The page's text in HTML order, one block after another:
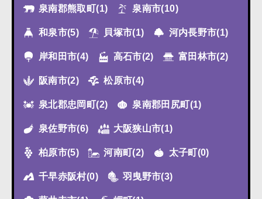
泉南郡熊取町(1) 泉南市(10)
和泉市(5) 貝塚市(1) 河内長野市(1)
岸和田市(4) 高石市(2) 富田林市(2)
阪南市(2) 松原市(4)
泉北郡忠岡町(2) 泉南郡田尻町(1)
泉佐野市(6) 大阪狭山市(1)
柏原市(5) 河南町(2) 太子町(0)
千早赤阪村(0) 羽曳野市(3)